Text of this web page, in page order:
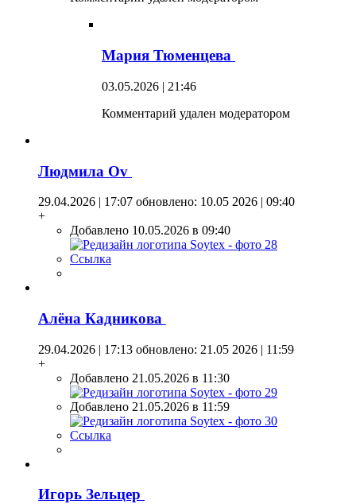
Мария Тюменцева
03.05.2026 | 21:46
Комментарий удален модератором
Людмила Оv
29.04.2026 | 17:07 обновлено: 10.05 2026 | 09:40
+
Добавлено 10.05.2026 в 09:40
Ссылка
Алёна Кадникова
29.04.2026 | 17:13 обновлено: 21.05 2026 | 11:59
+
Добавлено 21.05.2026 в 11:30
Добавлено 21.05.2026 в 11:59
Ссылка
Игорь Зельцер